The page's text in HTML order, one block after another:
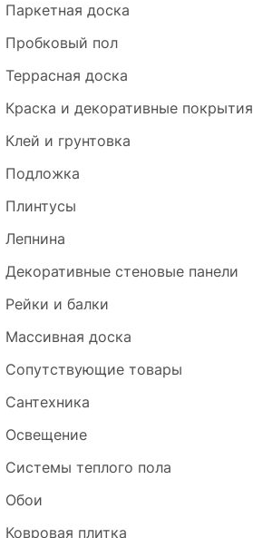
Паркетная доска
Пробковый пол
Террасная доска
Краска и декоративные покрытия
Клей и грунтовка
Подложка
Плинтусы
Лепнина
Декоративные стеновые панели
Рейки и балки
Массивная доска
Сопутствующие товары
Сантехника
Освещение
Системы теплого пола
Обои
Ковровая плитка